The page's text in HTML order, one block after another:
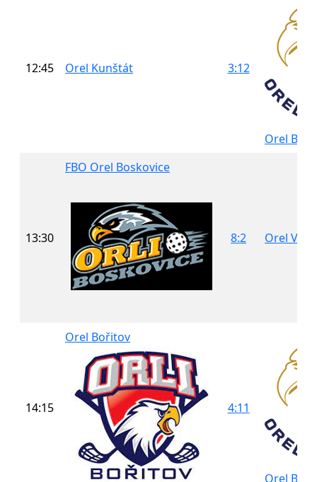
12:45 Orel Kunštát 3:12
Orel
13:30
FBO Orel Boskovice
8:2 Orel
14:15
Orel Bořitov
4:11
Orel